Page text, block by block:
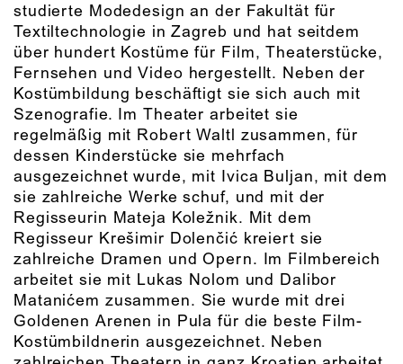
studierte Modedesign an der Fakultät für
Textiltechnologie in Zagreb und hat seitdem
über hundert Kostüme für Film, Theaterstücke,
Fernsehen und Video hergestellt. Neben der
Kostümbildung beschäftigt sie sich auch mit
Szenografie. Im Theater arbeitet sie
regelmäßig mit Robert Waltl zusammen, für
dessen Kinderstücke sie mehrfach
ausgezeichnet wurde, mit Ivica Buljan, mit dem
sie zahlreiche Werke schuf, und mit der
Regisseurin Mateja Koležnik. Mit dem
Regisseur Krešimir Dolenčić kreiert sie
zahlreiche Dramen und Opern. Im Filmbereich
arbeitet sie mit Lukas Nolom und Dalibor
Matanićem zusammen. Sie wurde mit drei
Goldenen Arenen in Pula für die beste Film-
Kostümbildnerin ausgezeichnet. Neben